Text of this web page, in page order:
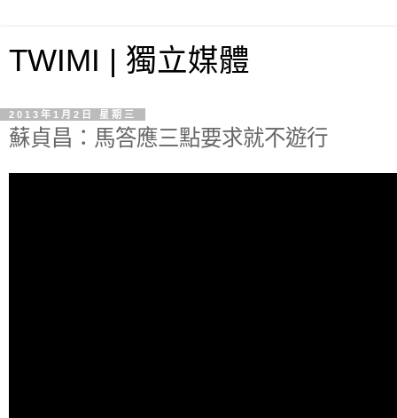
TWIMI | 獨立媒體
2013年1月2日 星期三
蘇貞昌：馬答應三點要求就不遊行